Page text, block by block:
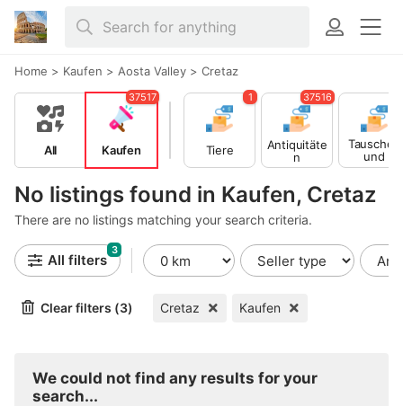
Home > Kaufen > Aosta Valley > Cretaz
No listings found in Kaufen, Cretaz
There are no listings matching your search criteria.
All Kaufen
37517
Tiere
1
Antiquitäte
n
37516
Tauschen
und
Verschenk
All filters
3
Clear filters (3) Cretaz Kaufen
We could not find any results for your
search...